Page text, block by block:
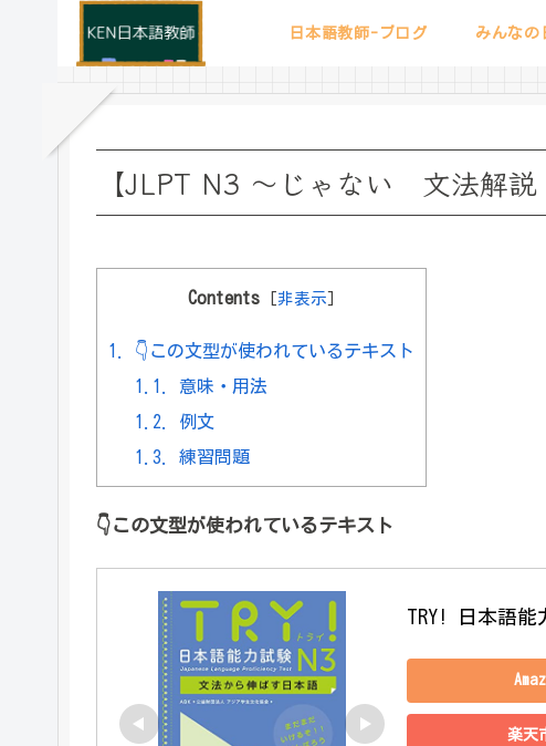
日本語教師-ブログ みんなの
【JLPT N3 ～じゃない 文法解説
Contents [非表示]
1.
👇この文型が使われているテキスト
1.1.
意味・用法
1.2.
例文
1.3.
練習問題
👇この文型が使われているテキスト
TRY! 日本語
楽天